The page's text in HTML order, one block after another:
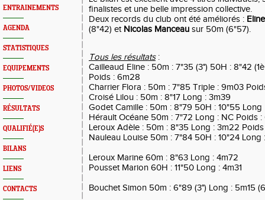
ENTRAINEMENTS
AGENDA
STATISTIQUES
EQUIPEMENTS
PHOTOS/VIDEOS
RÉSULTATS
QUALIFIÉ(E)S
BILANS
LIENS
CONTACTS
finalistes et une belle impression collective.
Deux records du club ont été améliorés :
(8"42) et Nicolas Manceau sur 50m (6"57).
Tous les résultats:
Cailleaud Eline : 50m : 7"35 (3°) 50H : 8"42
Poids : 6m28
Charrier Flora : 50m : 7"85 Triple : 9m03
Croisé Lilou : 50m : 8"17 Long : 3m39
Godet Camille : 50m : 8"79 50H : 10"55 Long
Hérault Océane 50m : 7"72 Long : NC Poids
Leroux Adèle : 50m : 8"35 Long : 3m22
Nauleau Louise 50m : 7"84 50H : 10"24 Long
Leroux Marine 60m : 8"63 Long : 4m72
Pousset Marion 60H : 11"50 Long : 4m31
Bouchet Simon 50m : 6"89 (3°) Long : 5m15